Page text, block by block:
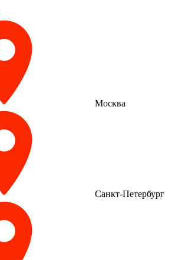
Москва
Санкт-Петербург